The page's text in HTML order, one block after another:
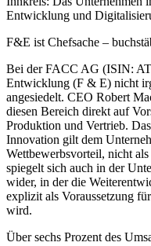
Entwicklung und
F&E ist Chefsache –
Bei der FACC AG (ISIN:
Entwicklung (F & E) nicht
angesiedelt. CEO Robert
diesen Bereich direkt auf
Produktion und Vertrieb.
Innovation gilt dem
Wettbewerbsvorteil, nicht
spiegelt sich auch in der
wider, in der die
explizit als Voraussetzung
wird.
Über sechs Prozent des